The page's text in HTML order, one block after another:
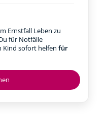
Ernstfall Leben zu
für Notfälle
sofort helfen für